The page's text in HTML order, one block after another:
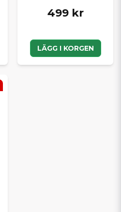
499 kr
LÄGG I KORGEN